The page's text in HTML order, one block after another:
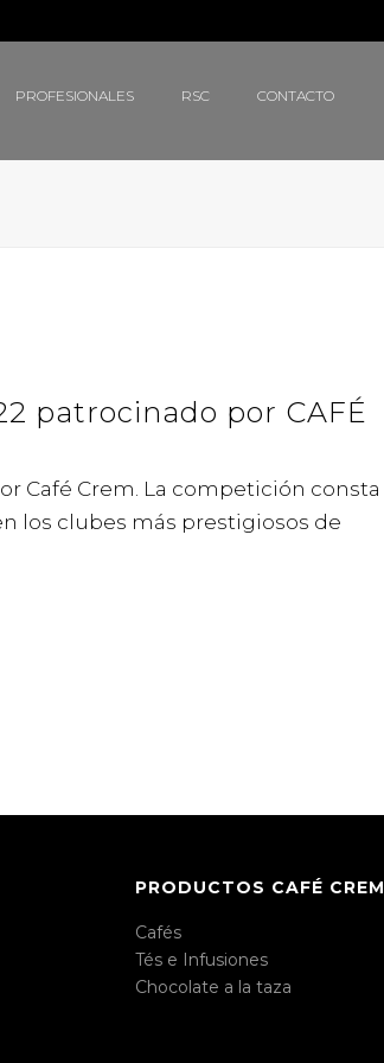
PROFESIONALES RSC CONTACTO
patrocinado por CAFÉ
Café Crem. La competición consta
los clubes más prestigiosos de
PRODUCTOS CAFÉ CREM
Cafés
Tés e Infusiones
Chocolate a la taza